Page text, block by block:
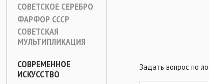
СОВЕТСКОЕ СЕРЕБРО
ФАРФОР СССР
СОВЕТСКАЯ
МУЛЬТИПЛИКАЦИЯ
СОВРЕМЕННОЕ
ИСКУССТВО
Задать вопрос по